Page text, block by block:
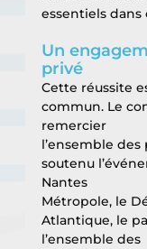
essentiels
Un
privé
Cette réussite
commun. Le
remercier
l’ensemble
soutenu
Nantes
Métropole, le
Atlantique, le
l’ensemble des